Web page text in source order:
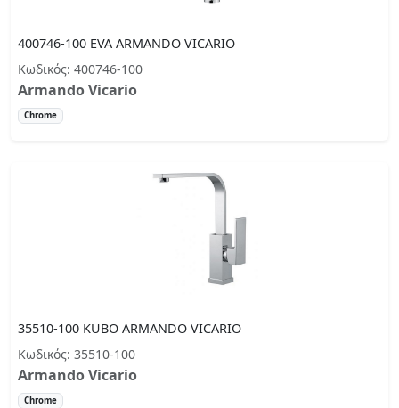
400746-100 EVA ARMANDO VICARIO
Κωδικός: 400746-100
Armando Vicario
Chrome
35510-100 KUBO ARMANDO VICARIO
Κωδικός: 35510-100
Armando Vicario
Chrome